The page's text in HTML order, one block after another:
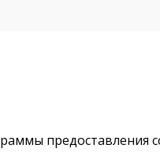
предоставления